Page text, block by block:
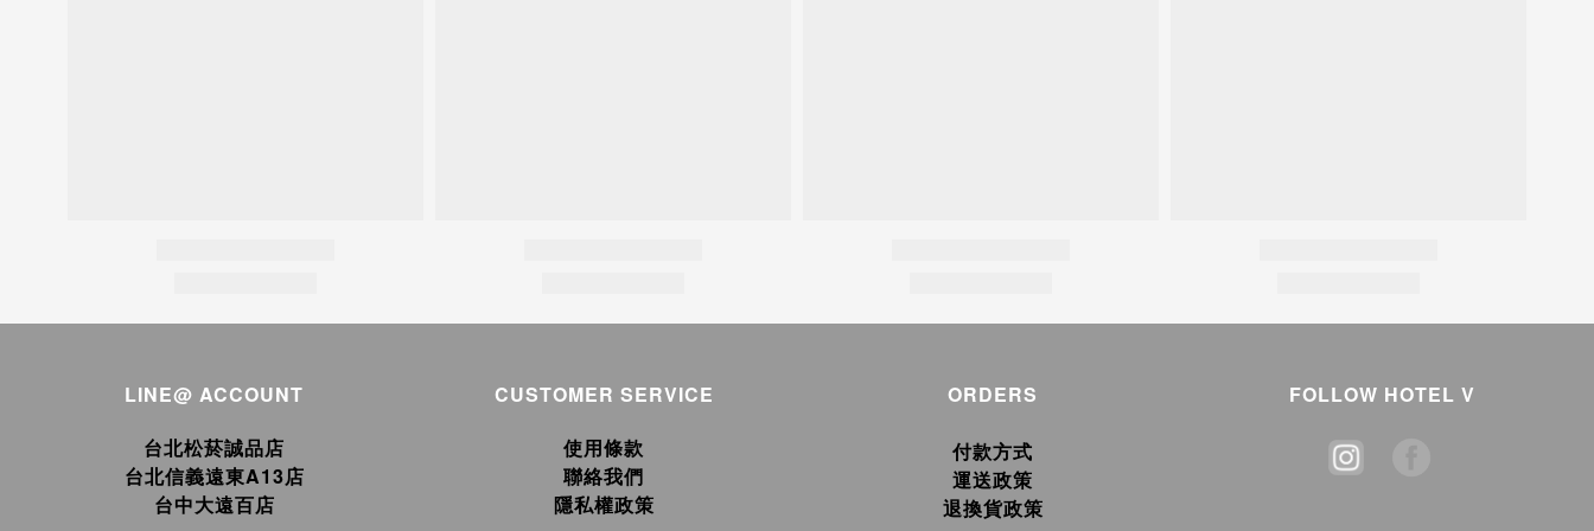
LINE@ ACCOUNT
台北松菸誠品店
台北信義遠東A13店
台中大遠百店
CUSTOMER SERVICE
使用條款
聯絡我們
隱私權政策
ORDERS
付款方式
運送政策
退換貨政策
FOLLOW HOTEL V